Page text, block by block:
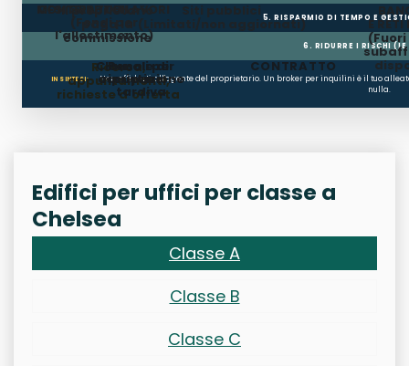
Il proprietario
paga la
commissione
Siti pubblici
(Limitati/non aggiornati) E RETI
MESI GRATUITI
CONTRIBUTO LAVORI
(Fondi per
l'allestimento)
5. RISPARMIO DI TEMPO E
6. RIDURRE I RISCHI
Ricerca,
appuntamenti,
richieste d'offerta
Clausole di
ripristino
Penali per
occupazione
tardiva
CONTRATTO
IN SINTESI:
Non affidarti all'agente del proprietario. Un broker per inquilini è il tuo
nulla.
Edifici per uffici per classe a
Chelsea
Classe A
Classe B
Classe C